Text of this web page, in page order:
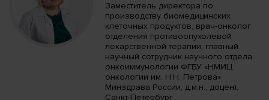
Заместитель директора по
производству биомедицинских
клеточных продуктов, врач-онколог
отделения противоопухолевой
лекарственной терапии, главный
научный сотрудник научного отдела
онкоиммунологии ФГБУ «НМИЦ
онкологии им. Н.Н. Петрова»
Минздрава России, д.м.н., доцент,
Санкт-Петербург